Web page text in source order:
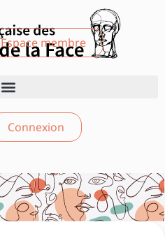
Espace membre
Connexion